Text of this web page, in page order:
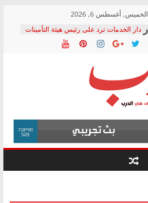
الخميس, أغسطس 6, 2026
دار الخدمات ترد على رئيس هيئة التأمينات
بعد مؤتمره الصحفي: إنكار الأزمة لا ينهي
معاناة أصحاب المعاشات.. ونطالب بكشف
فرحات سليمان يكتب: القطاع الصحي إلى
أين؟
حزب التحالف الشعبي يطلق لجنة “الحق
في الصحة” بالإسكندرية لرصد الانتهاكات
ودعم المرضى
الوزاري لمدينة الصحفيين.. وانتهاء أعمال
إنشاء المبنى الإداري
المجلس القومي لحقوق الإنسان يعلن
متابعة قضية الدكتور محمد زهران.. ويؤكد:
قرينة البراءة وضمانات المحاكمة العادلة